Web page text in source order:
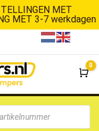
MET
MET 3-7 werkdagen
0